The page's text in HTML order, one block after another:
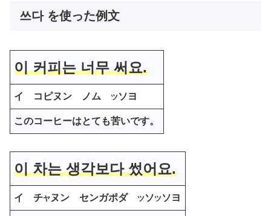
쓰다 を使った例文
이 커피는 너무써요.
イ コピヌン ノムツソヨ
このコーヒーはとても苦いです。
이 차는 생각보다 썼어요.
イ チヤ ヌン センガポダツソツソヨ